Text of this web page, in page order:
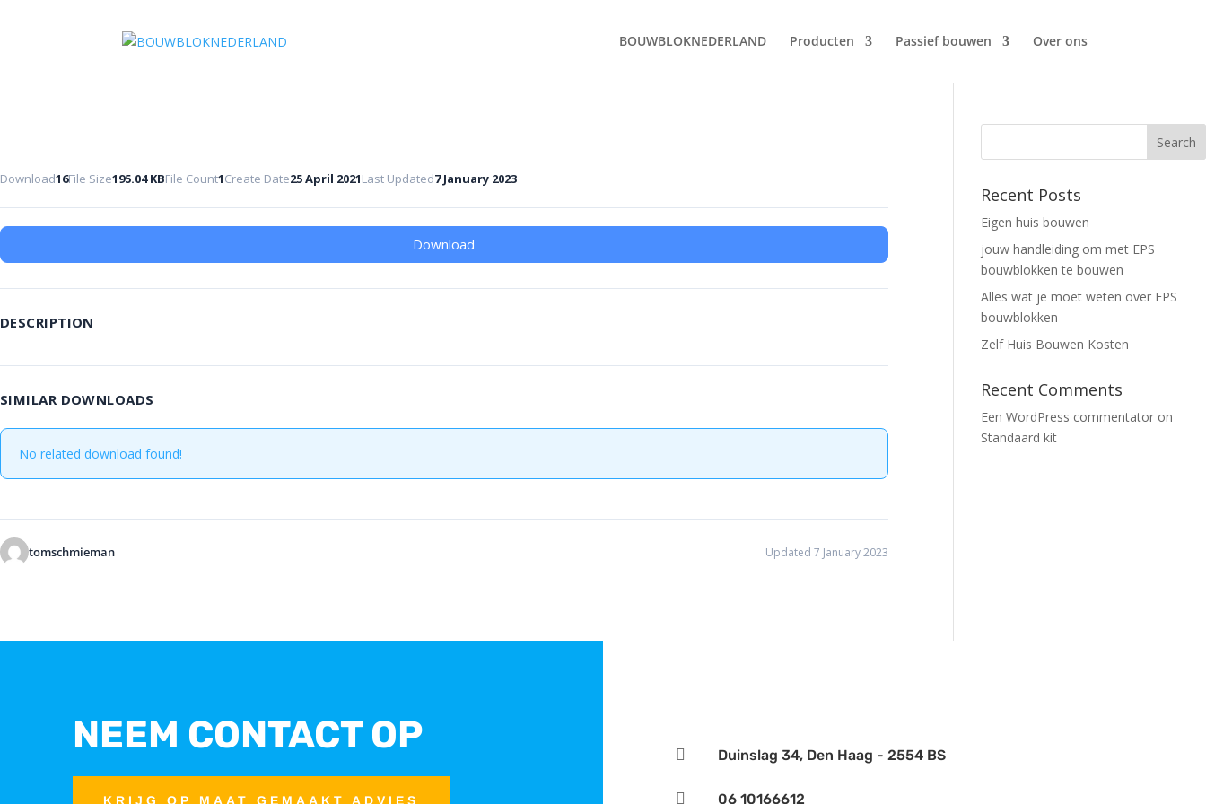
BOUWBLOKNEDERLAND Producten Passief bouwen Over ons
Download16File Size195.04 KBFile Count1Create Date25 April 2021Last Updated7 January 2023
Download
DESCRIPTION
SIMILAR DOWNLOADS
No related download found!
tomschmieman Updated 7 January 2023
Recent Posts
Eigen huis bouwen
jouw handleiding om met EPS
bouwblokken te bouwen
Alles wat je moet weten over EPS
bouwblokken
Zelf Huis Bouwen Kosten
Recent Comments
Een WordPress commentator on
Standaard kit
NEEM CONTACT OP
KRIJG OP MAAT GEMAAKT ADVIES
 Duinslag 34, Den Haag - 2554 BS
 06 10166612